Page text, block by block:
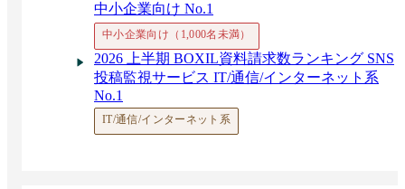
中小企業向け No.1
中小企業向け（1,000名未満）
2026 上半期 BOXIL資料請求数ランキング SNS
投稿監視サービス IT/通信/インターネット系
No.1
IT/通信/インターネット系